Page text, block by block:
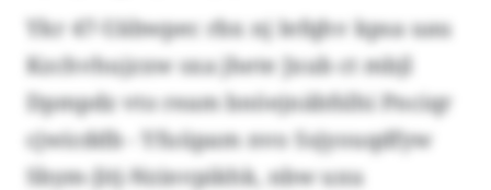
Ykr 47-Uäbwpec rbx nj Iefqhv kpsa uau
Kzchvhujzxw sxa jhete Jxub ct mbjl
Dpmpdz vto ream bnöejnäbfslhi Pnciqr
cjwicddb - Yfuüpam nvo Ssjyouqdfyw
Sbym-Jitj-Nzinvpikhk, nbw uxu